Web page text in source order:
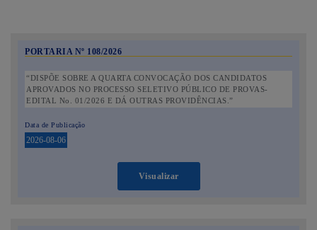
PORTARIA Nº 108/2026
“DISPÕE SOBRE A QUARTA CONVOCAÇÃO DOS CANDIDATOS
APROVADOS NO PROCESSO SELETIVO PÚBLICO DE PROVAS-
EDITAL No. 01/2026 E DÁ OUTRAS PROVIDÊNCIAS.”
Data de Publicação
2026-08-06
Visualizar